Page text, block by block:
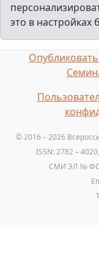
это в настройках
© 2016 – 2026
ISSN: 2782 –
СМИ ЭЛ № ФС